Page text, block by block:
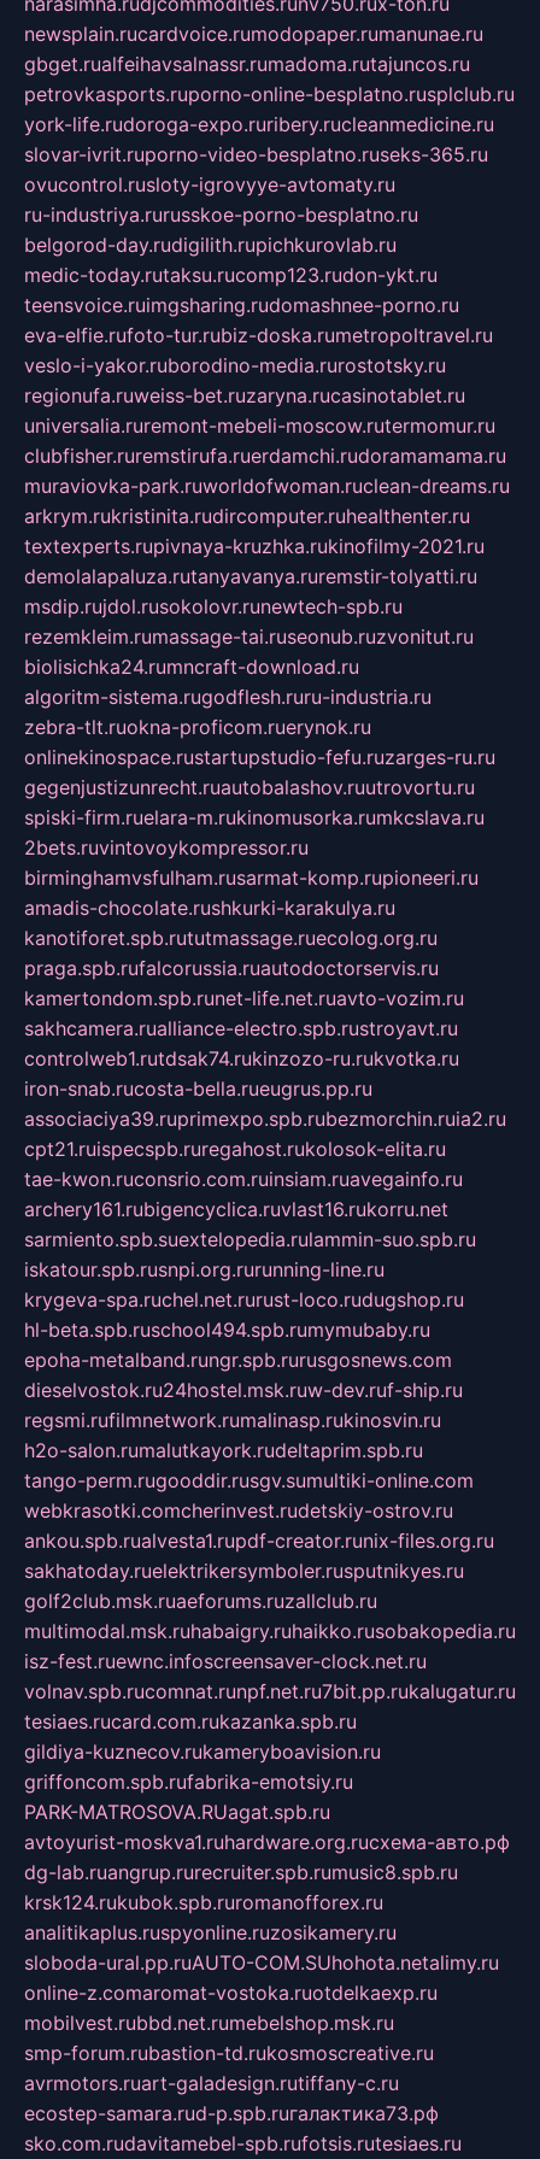
newsplain.rucardvoice.rumodopaper.rumanunae.ru
gbget.rualfeihavsalnassr.rumadoma.rutajuncos.ru
petrovkasports.ruporno-online-besplatno.rusplclub.ru
york-life.rudoroga-expo.ruribery.rucleanmedicine.ru
slovar-ivrit.ruporno-video-besplatno.ruseks-365.ru
ovucontrol.rusloty-igrovyye-avtomaty.ru
ru-industriya.rurusskoe-porno-besplatno.ru
belgorod-day.rudigilith.rupichkurovlab.ru
medic-today.rutaksu.rucomp123.rudon-ykt.ru
teensvoice.ruimgsharing.rudomashnee-porno.ru
eva-elfie.rufoto-tur.rubiz-doska.rumetropoltravel.ru
veslo-i-yakor.ruborodino-media.rurostotsky.ru
regionufa.ruweiss-bet.ruzaryna.rucasinotablet.ru
universalia.ruremont-mebeli-moscow.rutermomur.ru
clubfisher.ruremstirufa.ruerdamchi.rudoramamama.ru
muraviovka-park.ruworldofwoman.ruclean-dreams.ru
arkrym.rukristinita.rudircomputer.ruhealthenter.ru
textexperts.rupivnaya-kruzhka.rukinofilmy-2021.ru
demolalapaluza.rutanyavanya.ruremstir-tolyatti.ru
msdip.rujdol.rusokolovr.runewtech-spb.ru
rezemkleim.rumassage-tai.ruseonub.ruzvonitut.ru
biolisichka24.rumncraft-download.ru
algoritm-sistema.rugodflesh.ruru-industria.ru
zebra-tlt.ruokna-proficom.ruerynok.ru
onlinekinospace.rustartupstudio-fefu.ruzarges-ru.ru
gegenjustizunrecht.ruautobalashov.ruutrovortu.ru
spiski-firm.ruelara-m.rukinomusorka.rumkcslava.ru
2bets.ruvintovoykompressor.ru
birminghamvsfulham.rusarmat-komp.rupioneeri.ru
amadis-chocolate.rushkurki-karakulya.ru
kanotiforet.spb.rututmassage.ruecolog.org.ru
praga.spb.rufalcorussia.ruautodoctorservis.ru
kamertondom.spb.runet-life.net.ruavto-vozim.ru
sakhcamera.rualliance-electro.spb.rustroyavt.ru
controlweb1.rutdsak74.rukinzozo-ru.rukvotka.ru
iron-snab.rucosta-bella.rueugrus.pp.ru
associaciya39.ruprimexpo.spb.rubezmorchin.ruia2.ru
cpt21.ruispecspb.ruregahost.rukolosok-elita.ru
tae-kwon.ruconsrio.com.ruinsiam.ruavegainfo.ru
archery161.rubigencyclica.ruvlast16.rukorru.net
sarmiento.spb.suextelopedia.rulammin-suo.spb.ru
iskatour.spb.rusnpi.org.rurunning-line.ru
krygeva-spa.ruchel.net.rurust-loco.rudugshop.ru
hl-beta.spb.ruschool494.spb.rumymubaby.ru
epoha-metalband.rungr.spb.rurusgosnews.com
dieselvostok.ru24hostel.msk.ruw-dev.ruf-ship.ru
regsmi.rufilmnetwork.rumalinasp.rukinosvin.ru
h2o-salon.rumalutkayork.rudeltaprim.spb.ru
tango-perm.rugooddir.rusgv.sumultiki-online.com
webkrasotki.comcherinvest.rudetskiy-ostrov.ru
ankou.spb.rualvesta1.rupdf-creator.runix-files.org.ru
sakhatoday.ruelektrikersymboler.rusputnikyes.ru
golf2club.msk.ruaeforums.ruzallclub.ru
multimodal.msk.ruhabaigry.ruhaikko.rusobakopedia.ru
isz-fest.ruewnc.infoscreensaver-clock.net.ru
volnav.spb.rucomnat.runpf.net.ru7bit.pp.rukalugatur.ru
tesiaes.rucard.com.rukazanka.spb.ru
gildiya-kuznecov.rukameryboavision.ru
griffoncom.spb.rufabrika-emotsiy.ru
PARK-MATROSOVA.RUagat.spb.ru
avtoyurist-moskva1.ruhardware.org.ruсхема-авто.рф
dg-lab.ruangrup.rurecruiter.spb.rumusic8.spb.ru
krsk124.rukubok.spb.ruromanofforex.ru
analitikaplus.ruspyonline.ruzosikamery.ru
sloboda-ural.pp.ruAUTO-COM.SUhohota.netalimy.ru
online-z.comaromat-vostoka.ruotdelkaexp.ru
mobilvest.rubbd.net.rumebelshop.msk.ru
smp-forum.rubastion-td.rukosmoscreative.ru
avrmotors.ruart-galadesign.rutiffany-c.ru
ecostep-samara.rud-p.spb.ruгалактика73.рф
sko.com.rudavitamebel-spb.rufotsis.rutesiaes.ru